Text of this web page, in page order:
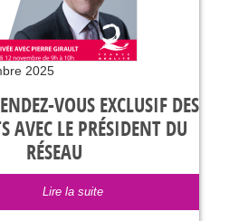
2025
VOUS EXCLUSIF DES
AVEC LE PRÉSIDENT DU
RÉSEAU
Lire la suite